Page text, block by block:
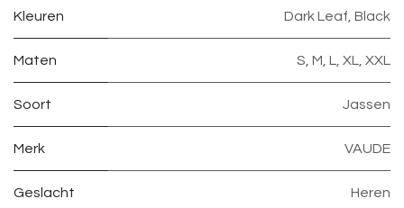
Kleuren Dark Leaf Black
Maten S M L XL XXL
Soort Jassen
Merk VAUDE
Geslacht Heren